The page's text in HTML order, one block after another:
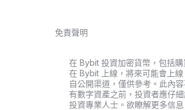
免責聲明
在 Bybit 投資加密貨幣，包括
在 Bybit 上線，將來可能會上
自公開渠道，僅供參考。此內
有數字資產之前，投資者應仔
投資專業人士。欲瞭解更多信